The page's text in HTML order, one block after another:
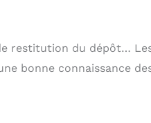
restitution du dépôt…
bonne connaissance